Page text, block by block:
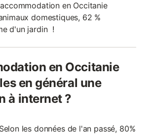
accommodation en Occitanie
domestiques, 62 %
d'un jardin !
en Occitanie
en général une
à internet ?
les données de l'an passé, 80%